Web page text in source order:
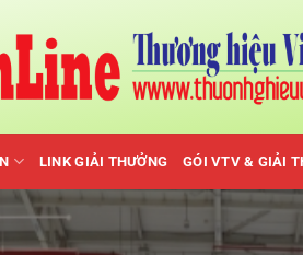
LINK GIẢI THƯỞNG GÓI VTV & GIẢI